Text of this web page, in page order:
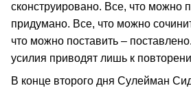
сконструировано. Все, что можно
придумано. Все, что можно
что можно поставить –
усилия приводят лишь к
В конце второго дня Сулейман